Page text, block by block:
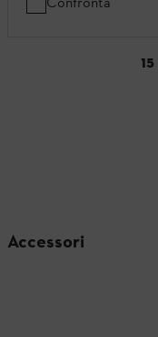
15
Accessori